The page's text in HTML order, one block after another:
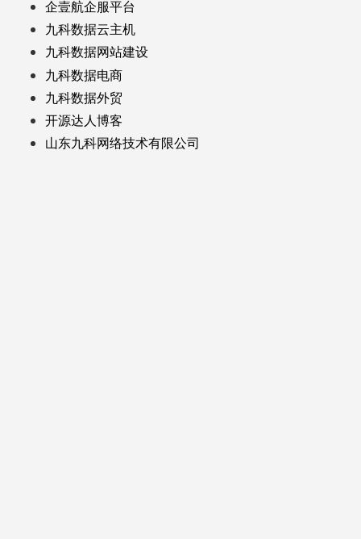
企壹航企服平台
九科数据云主机
九科数据网站建设
九科数据电商
九科数据外贸
开源达人博客
山东九科网络技术有限公司